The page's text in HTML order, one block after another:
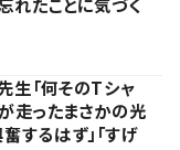
生「何そのTシャ
走ったまさかの光
するはず」「すげ